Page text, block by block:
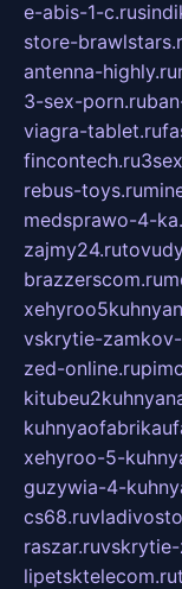
e-abis-1-c.ru
store-
antenna-highly.ru
3-sex-porn.ru
viagra-tablet.ru
fincontech.ru
rebus-toys.ru
medsprawo-4-
zajmy24.ru
brazzerscom.ru
vskrytie-
zed-online.ru
xehyroo-5-
guzywia-4-
cs68.ru
raszar.ruvskrytie-
lipetsktelecom.ru